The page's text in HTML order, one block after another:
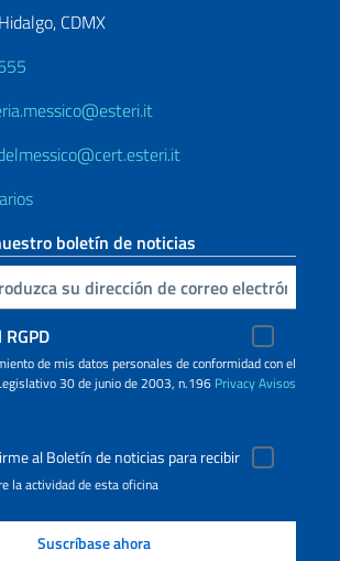
CDMX
boletín de noticias
de mis datos personales de conformidad con el
30 de junio de 2003, n.196 PrivacyAvisos
al Boletín de noticias para recibir
la actividad de esta oficina